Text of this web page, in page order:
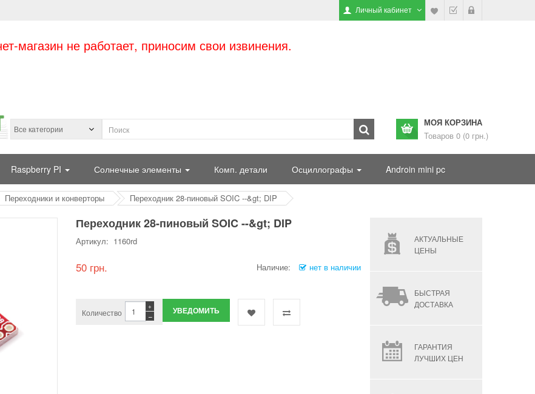
Личный кабинет
магазин не работает, приносим свои извинения.
МОЯ КОРЗИНА
Товаров 0 (0 грн.)
Raspberry PI Солнечные элементы Комп. детали Осциллографы Androin mini pc
Переходники и конверторы Переходник 28-пиновый SOIC --&gt; DIP
Переходник 28-пиновый SOIC --&gt; DIP
Артикул: 1160rd
50 грн. Наличие: нет в наличии
Количество −
+ УВЕДОМИТЬ
АКТУАЛЬНЫЕ
ЦЕНЫ
БЫСТРАЯ
ДОСТАВКА
ГАРАНТИЯ
ЛУЧШИХ ЦЕН